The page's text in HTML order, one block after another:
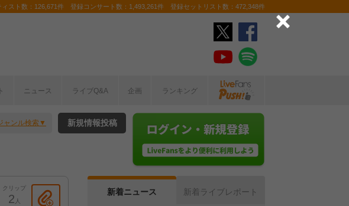
ィスト数：126,671件 登録コンサート数：1,493,261件 登録セットリスト数：472,348件
ニュース ライブQ&A 企画 ランキング
ャンル検索 新規情報投稿
クリップ
2 人
新着ニュース 新着ライブレポート